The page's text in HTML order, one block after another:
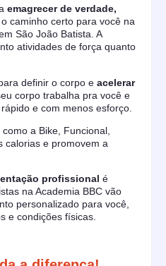
emagrecer de verdade,
caminho certo para você na
São João Batista. A
atividades de força quanto
definir o corpo e acelerar
corpo trabalha pra você e
e com menos esforço.
a Bike, Funcional,
calorias e promovem a
profissional é
na Academia BBC vão
personalizado para você,
e condições físicas.